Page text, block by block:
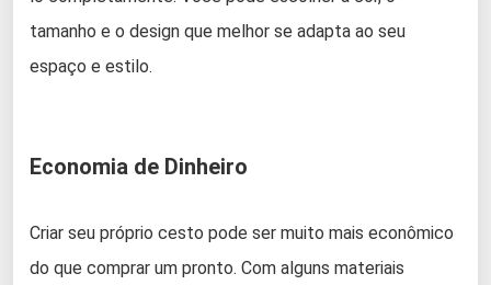
tamanho e o design que melhor se adapta ao seu
espaço e estilo.
Economia de Dinheiro
Criar seu próprio cesto pode ser muito mais econômico
do que comprar um pronto. Com alguns materiais